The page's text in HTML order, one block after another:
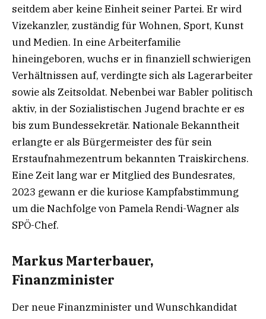
seitdem aber keine Einheit seiner Partei. Er wird
Vizekanzler, zuständig für Wohnen, Sport, Kunst
und Medien. In eine Arbeiterfamilie
hineingeboren, wuchs er in finanziell schwierigen
Verhältnissen auf, verdingte sich als Lagerarbeiter
sowie als Zeitsoldat. Nebenbei war Babler politisch
aktiv, in der Sozialistischen Jugend brachte er es
bis zum Bundessekretär. Nationale Bekanntheit
erlangte er als Bürgermeister des für sein
Erstaufnahmezentrum bekannten Traiskirchens.
Eine Zeit lang war er Mitglied des Bundesrates,
2023 gewann er die kuriose Kampfabstimmung
um die Nachfolge von Pamela Rendi-Wagner als
SPÖ-Chef.
Markus Marterbauer,
Finanzminister
Der neue Finanzminister und Wunschkandidat